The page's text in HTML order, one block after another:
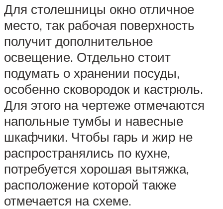
Для столешницы окно отличное
место, так рабочая поверхность
получит дополнительное
освещение. Отдельно стоит
подумать о хранении посуды,
особенно сковородок и кастрюль.
Для этого на чертеже отмечаются
напольные тумбы и навесные
шкафчики. Чтобы гарь и жир не
распространялись по кухне,
потребуется хорошая вытяжка,
расположение которой также
отмечается на схеме.